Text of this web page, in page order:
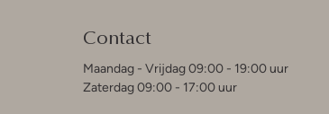
Contact
Maandag - Vrijdag 09:00 - 19:00 uur
Zaterdag 09:00 - 17:00 uur